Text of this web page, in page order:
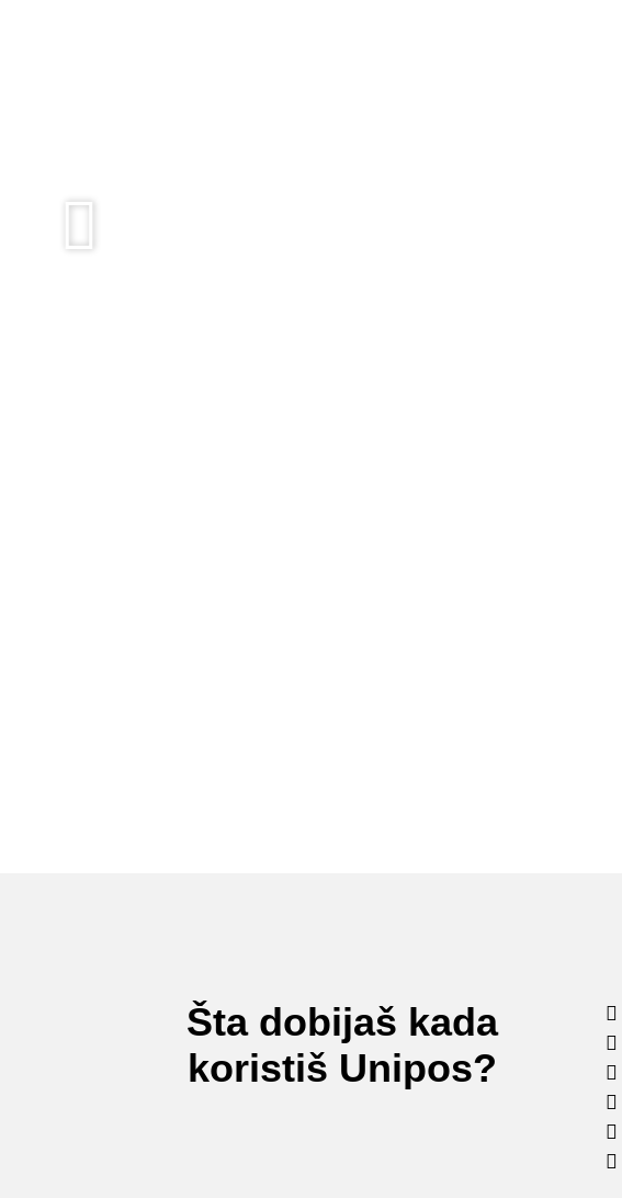
Šta dobijaš kada
koristiš Unipos?